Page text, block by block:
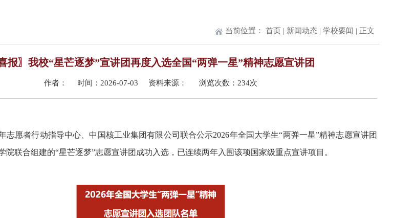
当前位置： 首页 | 新闻动态 | 学校要闻 | 正文
报〗我校“星芒逐梦”宣讲团再度入选全国“两弹一星”精神志愿宣讲团
作者： 时间：2026-07-03 资料来源： 浏览次数： 234次
志愿者行动指导中心、中国核工业集团有限公司联合公示2026年全国大学生“两弹一星”精神志愿宣讲团
院联合组建的“星芒逐梦”志愿宣讲团成功入选， 已连续两年入围该项国家级重点宣讲项目。